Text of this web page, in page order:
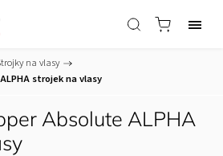
na vlasy /
strojek na vlasy
Absolute ALPHA